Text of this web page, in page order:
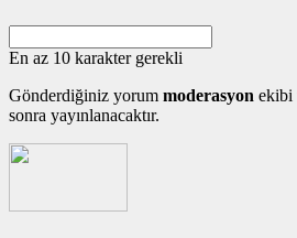
En az 10 karakter gerekli
Gönderdiğiniz yorum moderasyon ekibi
sonra yayınlanacaktır.